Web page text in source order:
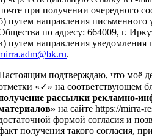
при получении очередного
путем направления письменного
по адресу: 664009, г.
путем направления уведомления
.
подтверждаю, что моё
«✓» на соответствующем
рассылки рекламно-
на сайте https://mirra-
формой согласия и
получения такого согласия,